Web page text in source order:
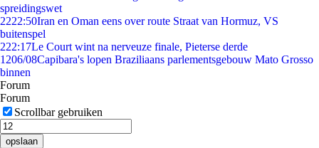
spreidingswet
2222:50Iran en Oman eens over route Straat van Hormuz, VS
buitenspel
222:17Le Court wint na nerveuze finale, Pieterse derde
1206/08Capibara's lopen Braziliaans parlementsgebouw Mato Grosso
binnen
Forum
Forum
Scrollbar gebruiken
opslaan